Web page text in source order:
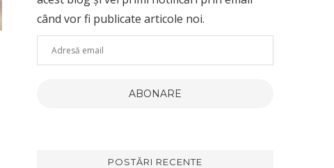
când vor fi publicate articole noi.
Adresă
email
ABONARE
POSTĂRI RECENTE